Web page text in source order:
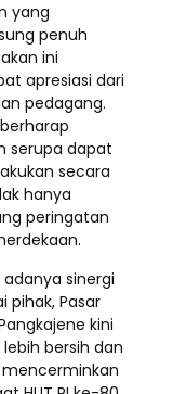
yang
penuh
ini
apresiasi dari
pedagang.
serupa dapat
secara
hanya
peringatan
sinergi
pihak, Pasar
kini
bersih dan